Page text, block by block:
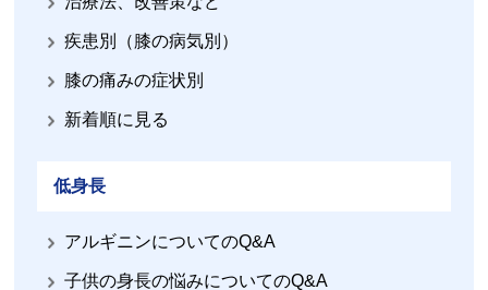
疾患別（膝の病気別）
膝の痛みの症状別
新着順に見る
低身長
アルギニンについてのQ&A
子供の身長の悩みについてのQ&A